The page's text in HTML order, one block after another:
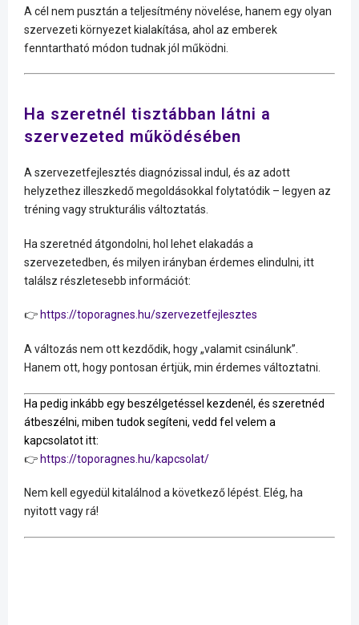
A cél nem pusztán a teljesítmény növelése, hanem egy olyan
szervezeti környezet kialakítása, ahol az emberek
fenntartható módon tudnak jól működni.
Ha szeretnél tisztábban látni a
szervezeted működésében
A szervezetfejlesztés diagnózissal indul, és az adott
helyzethez illeszkedő megoldásokkal folytatódik – legyen az
tréning vagy strukturális változtatás.
Ha szeretnéd átgondolni, hol lehet elakadás a
szervezetedben, és milyen irányban érdemes elindulni, itt
találsz részletesebb információt:
👉 https://toporagnes.hu/szervezetfejlesztes
A változás nem ott kezdődik, hogy „valamit csinálunk”.
Hanem ott, hogy pontosan értjük, min érdemes változtatni.
Ha pedig inkább egy beszélgetéssel kezdenél, és szeretnéd
átbeszélni, miben tudok segíteni, vedd fel velem a
kapcsolatot itt:
👉https://toporagnes.hu/kapcsolat/
Nem kell egyedül kitalálnod a következő lépést. Elég, ha
nyitott vagy rá!